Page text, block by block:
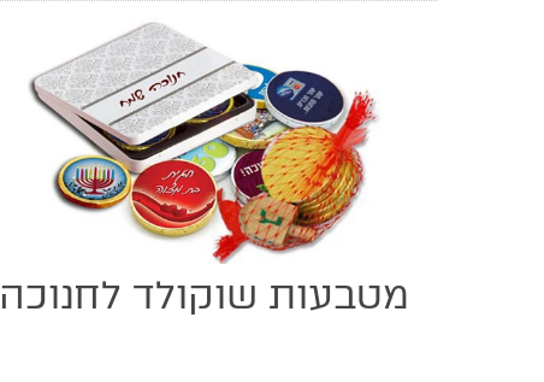
מטבעות שוקולד לחנוכה